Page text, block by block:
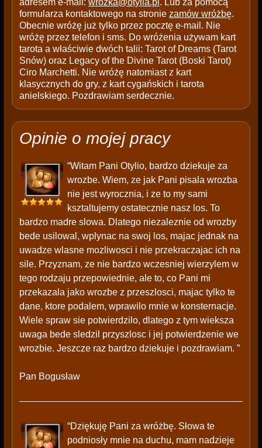
adresem e-mail: wrozka@otylia.pl . Lub za pomocą
formularza kontaktowego na stronie zamów wróżbę.
Obecnie wróżę już tylko przez pocztę e-mail. Nie
wróżę przez telefon i sms. Do wróżenia używam kart
tarota a właściwie dwóch talii: Tarot of Dreams (Tarot
Snów) oraz Legacy of the Divine Tarot (Boski Tarot)
Ciro Marchetti. Nie wróżę natomiast z kart
klasycznych do gry, z kart cygańskich i tarota
anielskiego. Pozdrawiam serdecznie.
Opinie o mojej pracy
“Witam Pani Otylio, bardzo dziekuje za
wrozbe. Wiem, ze jak Pani pisala wrozba
nie jest wyrocznia, i ze to my sami
ksztaltujemy ostatecznie nasz los. To
bardzo madre slowa. Dlatego niezaleznie od wrozby
bede usilowal, wplynac na swoj los, majac jednak na
uwadze wlasne mozliwosci i nie przekraczajac ich na
sile. Przyznam, ze nie bardzo wczesniej wierzylem w
tego rodzaju przepowiednie, ale to, co Pani mi
przekazala jako wrozbe z przeszlosci, majac tylko te
dane, ktore podalem, wprawilo mnie w konsternacje.
Wiele spraw sie potwierdzilo, dlatego z tym wieksza
uwaga bede sledzil przyszlosc i jej potwierdzenie we
wrozbie. Jeszcze raz bardzo dziekuje i pozdrawiam. ”
Pan Bogusław
“Dziękuję Pani za wróżbę. Słowa te
podniosły mnie na duchu, mam nadzieje